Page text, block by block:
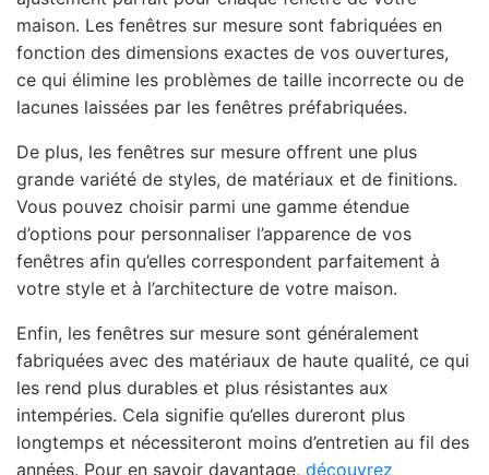
maison. Les fenêtres sur mesure sont fabriquées en
fonction des dimensions exactes de vos ouvertures,
ce qui élimine les problèmes de taille incorrecte ou de
lacunes laissées par les fenêtres préfabriquées.
De plus, les fenêtres sur mesure offrent une plus
grande variété de styles, de matériaux et de finitions.
Vous pouvez choisir parmi une gamme étendue
d’options pour personnaliser l’apparence de vos
fenêtres afin qu’elles correspondent parfaitement à
votre style et à l’architecture de votre maison.
Enfin, les fenêtres sur mesure sont généralement
fabriquées avec des matériaux de haute qualité, ce qui
les rend plus durables et plus résistantes aux
intempéries. Cela signifie qu’elles dureront plus
longtemps et nécessiteront moins d’entretien au fil des
années. Pour en savoir davantage, découvrez